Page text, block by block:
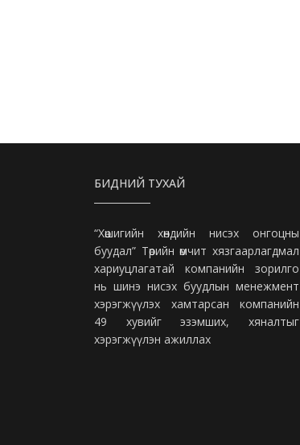
БИДНИЙ ТУХАЙ
“Хөшигийн хөндийн нисэх онгоцны
буудал” Төрийн өмчит хязгаарлагдмал
хариуцлагатай компанийн зорилго
нь шинэ нисэх буудлын менежмент
хэрэгжүүлэх хамтарсан компанийн
49 хувийг эзэмших, хяналтыг
хэрэгжүүлэн ажиллах